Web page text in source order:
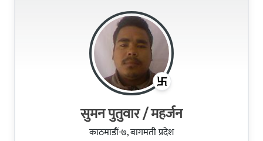
सुमन पुतुवार / महर्जन
काठमाडौं-७, बागमती प्रदेश